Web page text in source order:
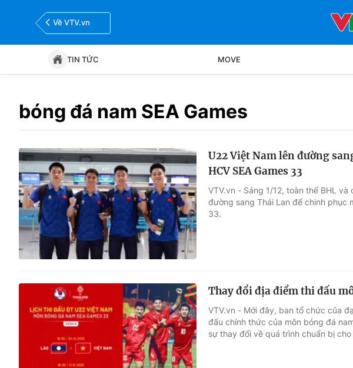
Về VTV.vn
TIN TỨC MOVE
bóng đá nam SEA Games
U22 Việt Nam lên đường
HCV SEA Games 33
VTV.vn - Sáng 1/12, toàn thể BHL
đường sang Thái Lan để chinh phục
33.
Thay đổi địa điểm thi đấu
VTV.vn - Mới đây, ban tổ chức của
đấu chính thức của môn bóng đá
sự thay đổi về quá trình chuẩn bị cho